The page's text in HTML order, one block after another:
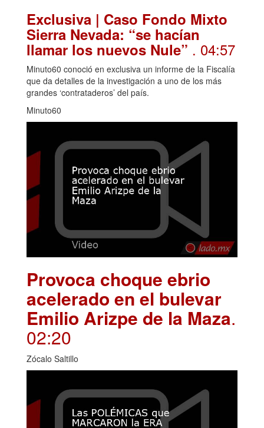
Exclusiva | Caso Fondo Mixto
Sierra Nevada: “se hacían
llamar los nuevos Nule” . 04:57
Minuto60 conoció en exclusiva un informe de la Fiscalía
que da detalles de la investigación a uno de los más
grandes ‘contrataderos’ del país.
Minuto60
Provoca choque ebrio
acelerado en el bulevar
Emilio Arizpe de la Maza.
02:20
Zócalo Saltillo